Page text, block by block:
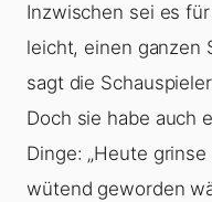
Inzwischen sei es
leicht, einen ganzen
sagt die
Doch sie habe auch
Dinge: „Heute
wütend geworden